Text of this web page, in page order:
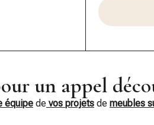
un appel
équipe de vos projets de meubles